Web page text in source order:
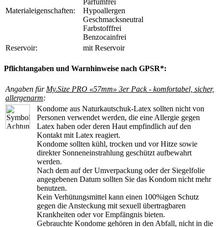
Materialeigenschaften:
Hypoallergen
Geschmacksneutral
Farbstofffrei
Benzocainfrei
Reservoir:
mit Reservoir
Pflichtangaben und Warnhinweise nach GPSR*:
Angaben für My.Size PRO «57mm» 3er Pack - komfortabel, sicher,
allergenarm:
Kondome aus Naturkautschuk-Latex sollten nicht von
Personen verwendet werden, die eine Allergie gegen
Latex haben oder deren Haut empfindlich auf den
Kontakt mit Latex reagiert.
Kondome sollten kühl, trocken und vor Hitze sowie
direkter Sonneneinstrahlung geschützt aufbewahrt
werden.
Nach dem auf der Umverpackung oder der Siegelfolie
angegebenen Datum sollten Sie das Kondom nicht mehr
benutzen.
Kein Verhütungsmittel kann einen 100%igen Schutz
gegen die Ansteckung mit sexuell übertragbaren
Krankheiten oder vor Empfängnis bieten.
Gebrauchte Kondome gehören in den Abfall, nicht in die